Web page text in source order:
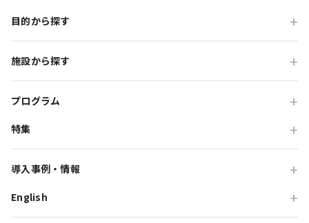
旅行会社の方
自治体・行政の方
目的から探す
研修・チームビルディング
インセンティブ・ご招待
高付加価値観光
貸切・イベント会場利用
教育旅行
施設から探す
オーシャンテラス
青海波
HELLO KITTY SMILE
プログラム
団体体験プログラム
団体貸切プログラム
特集
導入事例・情報
旅行会社向け事例
English